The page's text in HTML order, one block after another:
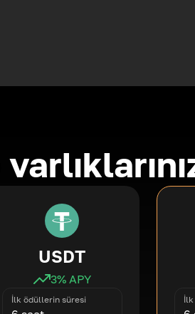
USDT
3% APY
İlk ödüllerin süresi